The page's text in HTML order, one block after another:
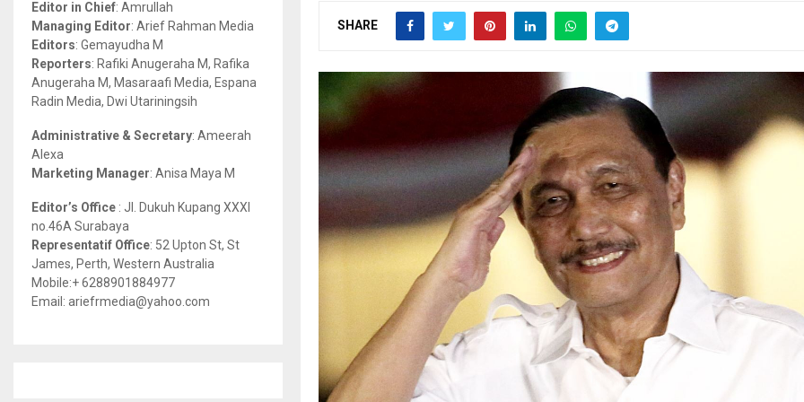
SHARE
r
:
R
H
Editor in Chief: Amrullah
Managing Editor: Arief Rahman Media
Editors: Gemayudha M
Reporters: Rafiki Anugeraha M, Rafika
Anugeraha M, Masaraafi Media, Espana
Radin Media, Dwi Utariningsih
Administrative & Secretary: Ameerah
Alexa
Marketing Manager: Anisa Maya M
Editor’s Office : Jl. Dukuh Kupang XXXI
no.46A Surabaya
Representatif Office: 52 Upton St, St
James, Perth, Western Australia
Mobile:+ 6288901884977
Email: ariefrmedia@yahoo.com